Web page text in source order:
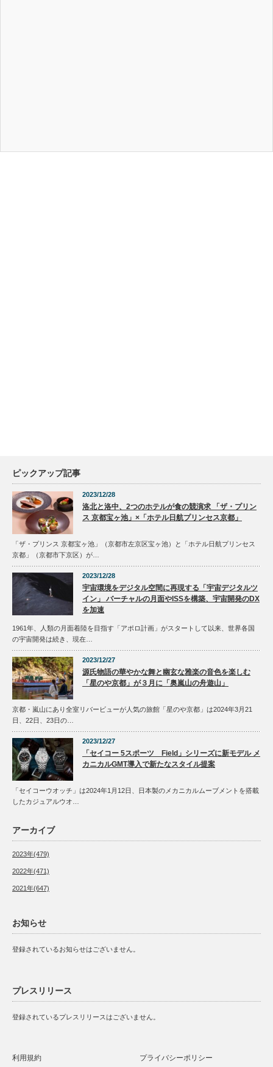
ピックアップ記事
2023/12/28
洛北と洛中、2つのホテルが食の競演求 「ザ・プリン
ス 京都宝ヶ池」×「ホテル日航プリンセス京都」
「ザ・プリンス 京都宝ヶ池」（京都市左京区宝ヶ池）と「ホテル日航プリンセス
京都」（京都市下京区）が…
2023/12/28
宇宙環境をデジタル空間に再現する「宇宙デジタルツ
イン」 バーチャルの月面やISSを構築、宇宙開発のDX
を加速
1961年、人類の月面着陸を目指す「アポロ計画」がスタートして以来、世界各国
の宇宙開発は続き、現在…
2023/12/27
源氏物語の華やかな舞と幽玄な雅楽の音色を楽しむ
「星のや京都」が３月に「奥嵐山の舟遊山」
京都・嵐山にあり全室リバービューが人気の旅館「星のや京都」は2024年3月21
日、22日、23日の…
2023/12/27
「セイコー 5スポーツ Field」シリーズに新モデル メ
カニカルGMT導入で新たなスタイル提案
「セイコーウオッチ」は2024年1月12日、日本製のメカニカルムーブメントを搭載
したカジュアルウオ…
アーカイブ
2023年(479)
2022年(471)
2021年(647)
お知らせ
登録されているお知らせはございません。
プレスリリース
登録されているプレスリリースはございません。
利用規約 プライバシーポリシー